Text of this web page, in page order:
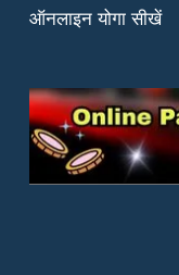
ऑनलाइन योगा सीखें